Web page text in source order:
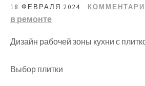
18 ФЕВРАЛЯ 2024
в ремонте
Дизайн рабочей зоны кухни с
Выбор плитки